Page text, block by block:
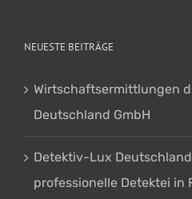
NEUESTE BEITRÄGE
Wirtschaftsermittlungen
Deutschland GmbH
Detektiv-Lux
professionelle Detektei